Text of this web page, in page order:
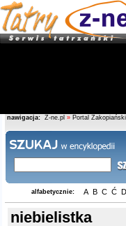
nawigacja: Z-ne.pl » Portal Zakopiański
alfabetycznie: A B C Ć D
niebielistka